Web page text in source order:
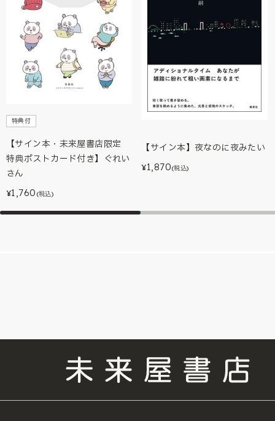
特典付
【サイン本・未来屋書店限定
特典ポストカード付き】ぐれい
さん
¥1,760 (税込)
【サイン本】夜なのに夜みたい
¥1,870(税込)